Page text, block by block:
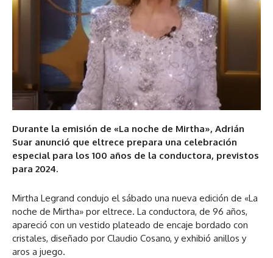
Durante la emisión de «La noche de Mirtha», Adrián
Suar anunció que eltrece prepara una celebración
especial para los 100 años de la conductora, previstos
para 2024.
Mirtha Legrand condujo el sábado una nueva edición de «La
noche de Mirtha» por eltrece. La conductora, de 96 años,
apareció con un vestido plateado de encaje bordado con
cristales, diseñado por Claudio Cosano, y exhibió anillos y
aros a juego.